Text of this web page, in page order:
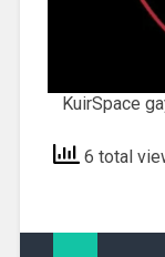
KuirSpace
6 total